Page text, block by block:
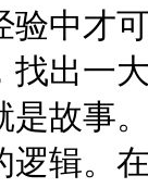
验中才
找出一
是故事
逻辑。